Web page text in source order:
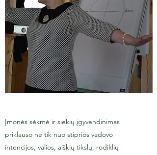
Įmonės sėkmė ir siekių įgyvendinimas
priklauso ne tik nuo stiprios vadovo
intencijos, valios, aiškių tikslų, rodiklių